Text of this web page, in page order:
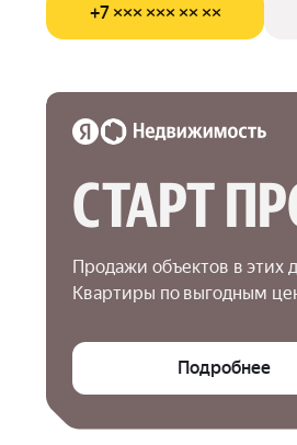
+7 ××× ××× ×× ××
СТАРТ
Продажи объектов в этих
Квартиры по выгодным
Подробнее